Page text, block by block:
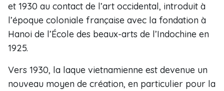
et 1930 au contact de l’art occidental, introduit à
l’époque coloniale française avec la fondation à
Hanoi de l’École des beaux-arts de l’Indochine en
1925.
Vers 1930, la laque vietnamienne est devenue un
nouveau moyen de création, en particulier pour la